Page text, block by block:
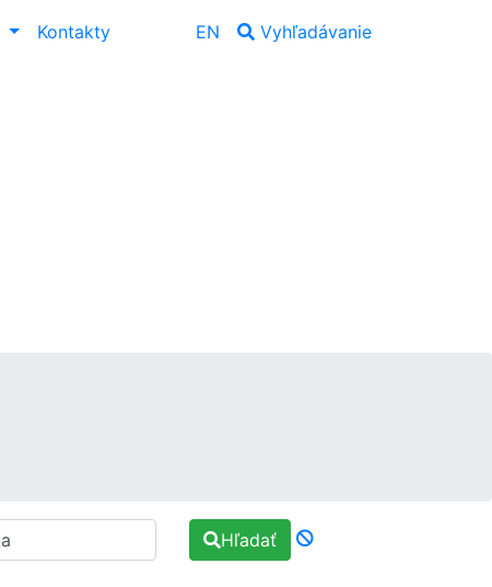
Kontakty EN Vyhľadávanie
Hľadať